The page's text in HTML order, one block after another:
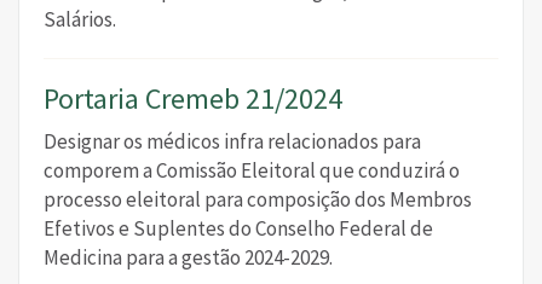
Salários.
Portaria Cremeb 21/2024
Designar os médicos infra relacionados para
comporem a Comissão Eleitoral que conduzirá o
processo eleitoral para composição dos Membros
Efetivos e Suplentes do Conselho Federal de
Medicina para a gestão 2024-2029.